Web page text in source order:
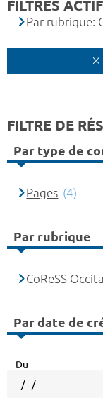
FILTRES
Par rubrique:
FILTRE DE
Par type de
Pages (4)
Par rubrique
CoReSS
Par date de
Du